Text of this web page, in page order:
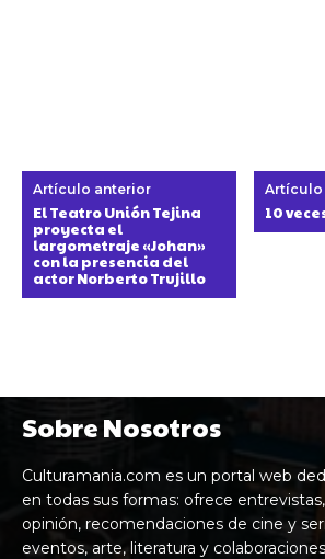
Artículo anterior
El Teatro Unión Tejina
proyecta el
largometraje «Johan»
con la presencia del
actor Norberto Trujillo
10
Sobre Nosotros
Culturamania.com es un portal web
en todas sus formas: ofrece
opinión, recomendaciones de cine y
eventos, arte, literatura y